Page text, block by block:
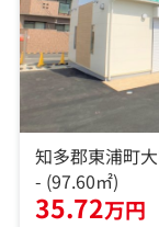
知多郡東浦町
- (97.60㎡)
35.72万円